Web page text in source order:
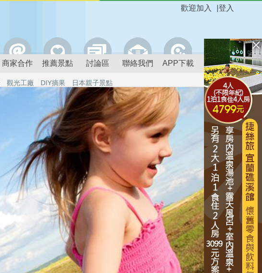
登入
歡迎加入
商家合作 推薦景點 討論區 聯絡我們 APP下載
觀光工廠 DIY摘果 日本親子景點